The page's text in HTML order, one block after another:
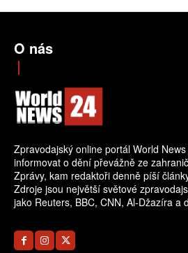
O nás
Zpravodajský online portál World
informovat o dění převážně ze
Zprávy, kam redaktoři denně píší
Zdroje jsou největší světové
jako Reuters, BBC, CNN, Al-Džazíra a